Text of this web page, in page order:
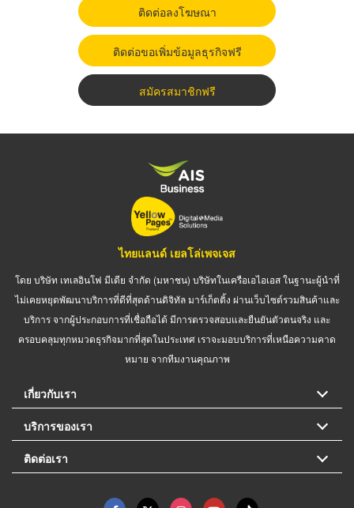
ติดต่อลงโฆษณา
ติดต่อขอเพิ่มข้อมูลธุรกิจฟรี
สมัครสมาชิกฟรี
ไทยแลนด์ เยลโล่เพจเจส
โดย บริษัท เทเลอินโฟ มีเดีย จำกัด (มหาชน) บริษัทในเครือเอไอเอส ในฐานะผู้นำที่
ไม่เคยหยุดพัฒนาบริการที่ดีที่สุดด้านดิจิทัล มาร์เก็ตติ้ง ผ่านเว็บไซต์รวมสินค้าและ
บริการ จากผู้ประกอบการที่เชื่อถือได้ มีการตรวจสอบและยืนยันตัวตนจริง และ
ครอบคลุมทุกหมวดธุรกิจมากที่สุดในประเทศ เราจะมอบบริการที่เหนือความคาด
หมาย จากทีมงานคุณภาพ
เกี่ยวกับเรา
บริการของเรา
ติดต่อเรา